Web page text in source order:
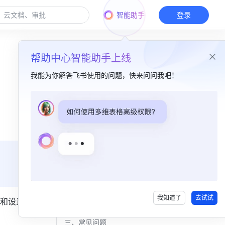
智能助手
帮助中心智能助手上线
我能为你解答飞书使用的问题，快来问问我吧！
我知道了 去试试
登录
设置；
本篇目录
二、操作流程​
三、常见问题​